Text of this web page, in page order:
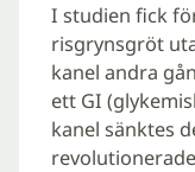
I studien fick
risgrynsgröt
kanel andra
ett GI
kanel sänktes